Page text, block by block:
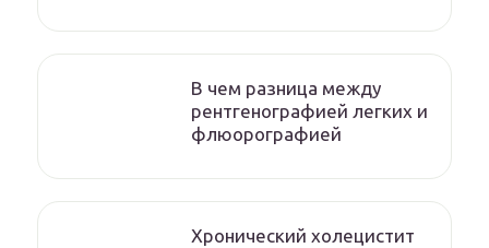
В чем разница между
рентгенографией легких и
флюорографией
Хронический холецистит